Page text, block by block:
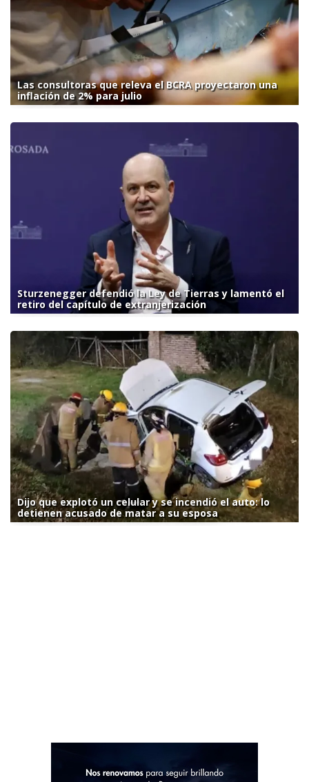
Las consultoras que releva el BCRA proyectaron una
inflación de 2% para julio
Sturzenegger defendió la Ley de Tierras y lamentó el
retiro del capítulo de extranjerización
Dijo que explotó un celular y se incendió el auto: lo
detienen acusado de matar a su esposa